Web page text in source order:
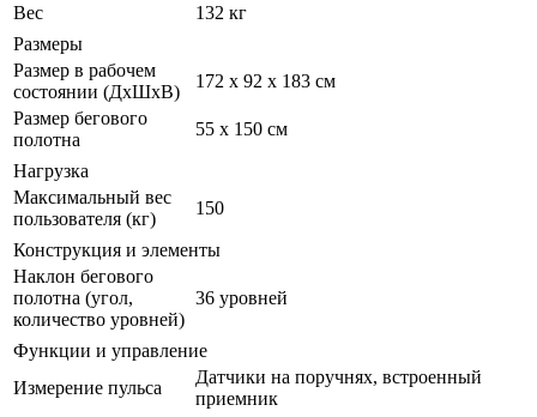
Вес
132 кг
Размеры
Размер в рабочем
состоянии (ДxШxВ)
172 x 92 x 183 см
Размер бегового
полотна
55 х 150 см
Нагрузка
Максимальный вес
пользователя (кг)
150
Конструкция и элементы
Наклон бегового
полотна (угол,
количество уровней)
36 уровней
Функции и управление
Измерение пульса
Датчики на поручнях, встроенный
приемник